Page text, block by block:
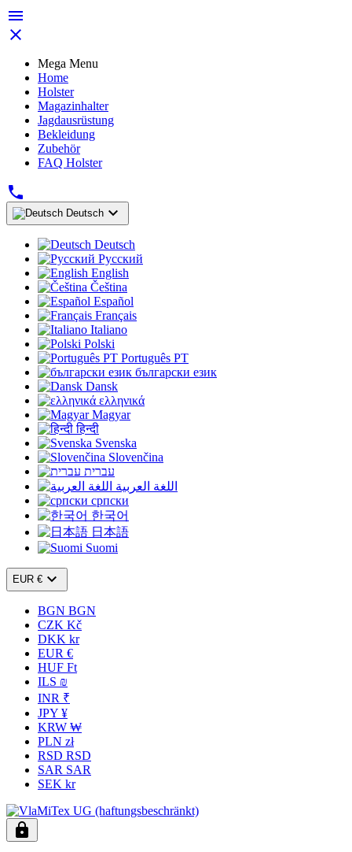


Mega Menu
Home
Holster
Magazinhalter
Jagdausrüstung
Bekleidung
Zubehör
FAQ Holster

Deutsch 
Deutsch
Русский
English
Čeština
Español
Français
Italiano
Polski
Português PT
български език
Dansk
ελληνικά
Magyar
हिन्दी
Svenska
Slovenčina
עברית
اللغة العربية
српски
한국어
日本語
Suomi
EUR € 
BGN BGN
CZK Kč
DKK kr
EUR €
HUF Ft
ILS ₪
INR ₹
JPY ¥
KRW ₩
PLN zł
RSD RSD
SAR SAR
SEK kr
